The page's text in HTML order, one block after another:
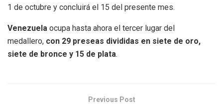
1 de octubre y concluirá el 15 del presente mes.
Venezuela ocupa hasta ahora el tercer lugar del
medallero, con 29 preseas divididas en siete de oro,
siete de bronce y 15 de plata.
Previous Post